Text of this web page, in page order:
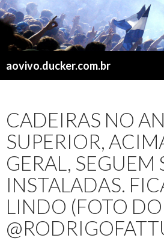
aovivo.ducker.com.br
CADEIRAS NO
SUPERIOR,
GERAL, SEGUEM
INSTALADAS.
LINDO (FOTO DO